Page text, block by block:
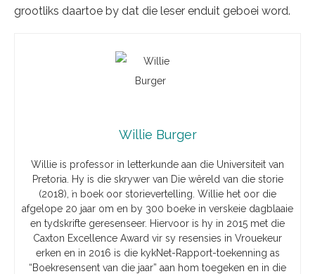
grootliks daartoe by dat die leser enduit geboei word.
Willie Burger
Willie is professor in letterkunde aan die Universiteit van
Pretoria. Hy is die skrywer van Die wêreld van die storie
(2018), ŉ boek oor storievertelling. Willie het oor die
afgelope 20 jaar om en by 300 boeke in verskeie dagblaaie
en tydskrifte geresenseer. Hiervoor is hy in 2015 met die
Caxton Excellence Award vir sy resensies in Vrouekeur
erken en in 2016 is die kykNet-Rapport-toekenning as
“Boekresensent van die jaar” aan hom toegeken en in die